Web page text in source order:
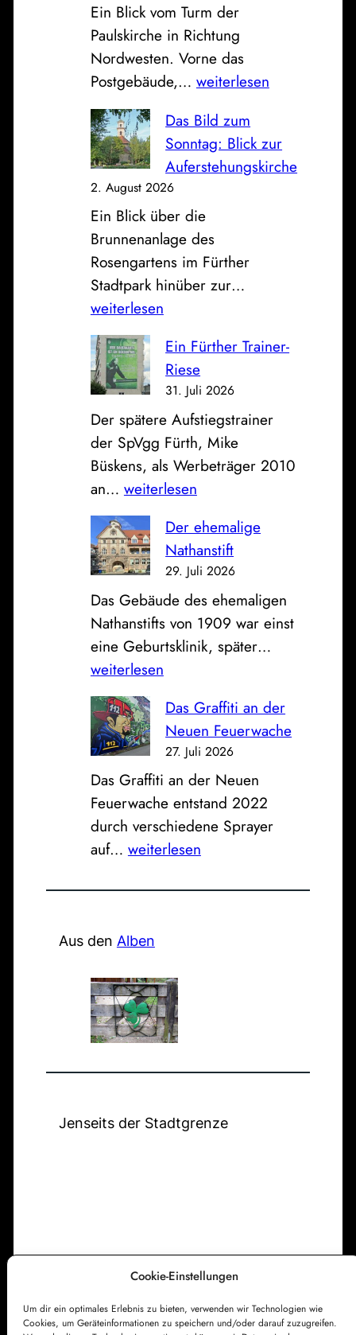
Cookie-Einstellungen
Um dir ein optimales Erlebnis zu bieten, verwenden wir Technologien wie
Cookies, um Geräteinformationen zu speichern und/oder darauf zuzugreifen.
Ein Blick vom Turm der
Paulskirche in Richtung
Nordwesten. Vorne das
Postgebäude,… P
s
t
,
p
a
r
k
s
e
n
d
K
l
i
u
m
weiterlesen
Das Bild zum
Sonntag: Blick zur
Auferstehungskirche
2. August 2026
Ein Blick über die
Brunnenanlage des
Rosengartens im Fürther
Stadtpark hinüber zur…
B
d
u
o
t
a
g
k
z
u
A
h
c
e
weiterlesen
Ein Fürther Trainer-
Riese
31. Juli 2026
Der spätere Aufstiegstrainer
der SpVgg Fürth, Mike
Büskens, als Werbeträger 2010
an… E
i
n
F
ü
r
t
h
e
r
T
r
i
n
e
r
e
s
e
weiterlesen
Der ehemalige
Nathanstift
29. Juli 2026
Das Gebäude des ehemaligen
Nathanstifts von 1909 war einst
eine Geburtsklinik, später…
e
h
e
weiterlesen
Das Graffiti an der
Neuen Feuerwache
27. Juli 2026
Das Graffiti an der Neuen
Feuerwache entstand 2022
durch verschiedene Sprayer
auf… D
s
r
f
f
i
i
n
e
n
weiterlesen
Aus den Alben
Jenseits der Stadtgrenze
ImpressumDatenschutzerklärung